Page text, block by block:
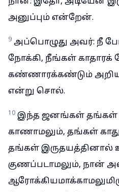
அனுப்பும் என்றேன்.
9 அப்பொழுது அவர்: நீ
நோக்கி, நீங்கள் காதாரக்
கண்ணாரக்கண்டும்
என்று சொல்.
10 இந்த ஜனங்கள் தங்கள்
காணாமலும், தங்கள்
தங்கள் இருதயத்தினால்
குணப்படாமலும், நான்